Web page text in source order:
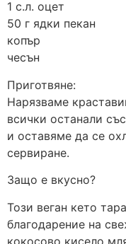
1 с.л. оцет
50 г ядки пекан
копър
чесън
Приготвяне:
Нарязваме
всички останали
и оставяме да се
сервиране.
Защо е вкусно?
Този веган кето
благодарение на
кокосово кисело